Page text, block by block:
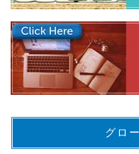
グロ